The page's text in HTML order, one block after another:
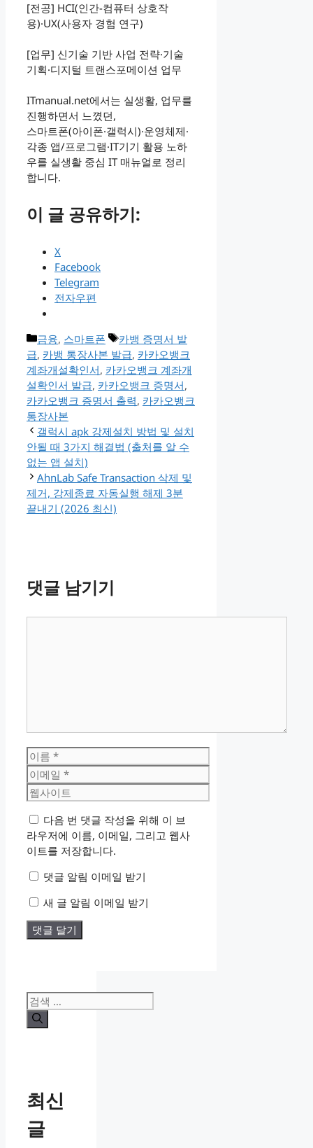
[전공] HCI(인간-컴퓨터 상호작
용)·UX(사용자 경험 연구)
[업무] 신기술 기반 사업 전략·기술
기획·디지털 트랜스포메이션 업무
ITmanual.net에서는 실생활, 업무를
진행하면서 느꼈던,
스마트폰(아이폰·갤럭시)·운영체제·
각종 앱/프로그램·IT기기 활용 노하
우를 실생활 중심 IT 매뉴얼로 정리
합니다.
이 글 공유하기:
X
Facebook
Telegram
전자우편
카
테
고
리
금융, 스마트폰
태
그
카뱅 증명서 발
급, 카뱅 통장사본 발급, 카카오뱅크
계좌개설확인서, 카카오뱅크 계좌개
설확인서 발급, 카카오뱅크 증명서,
카카오뱅크 증명서 출력, 카카오뱅크
통장사본
갤럭시 apk 강제설치 방법 및 설치
안될 때 3가지 해결법 (출처를 알 수
없는 앱 설치)
AhnLab Safe Transaction 삭제 및
제거, 강제종료 자동실행 해제 3분
끝내기 (2026 최신)
댓글 남기기
이
름
이
메
일
웹
사
이
트
다음 번 댓글 작성을 위해 이 브
라우저에 이름, 이메일, 그리고 웹사
이트를 저장합니다.
댓글 알림 이메일 받기
새 글 알림 이메일 받기
검
색:
최신
글